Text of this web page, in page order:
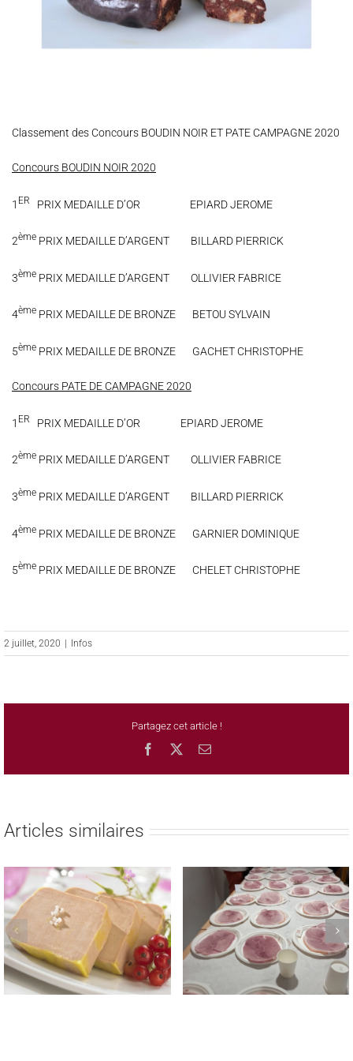
Classement des Concours BOUDIN NOIR ET PATE CAMPAGNE 2020
Concours BOUDIN NOIR 2020
1 ER PRIX MEDAILLE D’OR EPIARD JEROME
2ème PRIX MEDAILLE D’ARGENT BILLARD PIERRICK
3ème PRIX MEDAILLE D’ARGENT OLLIVIER FABRICE
4ème PRIX MEDAILLE DE BRONZE BETOU SYLVAIN
5ème PRIX MEDAILLE DE BRONZE GACHET CHRISTOPHE
Concours PATE DE CAMPAGNE 2020
1 ER PRIX MEDAILLE D’OR EPIARD JEROME
2ème PRIX MEDAILLE D’ARGENT OLLIVIER FABRICE
3ème PRIX MEDAILLE D’ARGENT BILLARD PIERRICK
4ème PRIX MEDAILLE DE BRONZE GARNIER DOMINIQUE
5ème PRIX MEDAILLE DE BRONZE CHELET CHRISTOPHE
2 juillet, 2020 Infos
Partagez cet article !
Facebook Email
Articles similaires
TROPHEE NATIONAL
MEILLEUR JAMBON CUIT
MAISON 2023
REMISE DES PRIX AUX
LAUREATS DES CONCOURS
REGIONAUX FROMAGE DE
TETE & SAUCISSON A L’AIL
FUME LE 22 MAI 2023